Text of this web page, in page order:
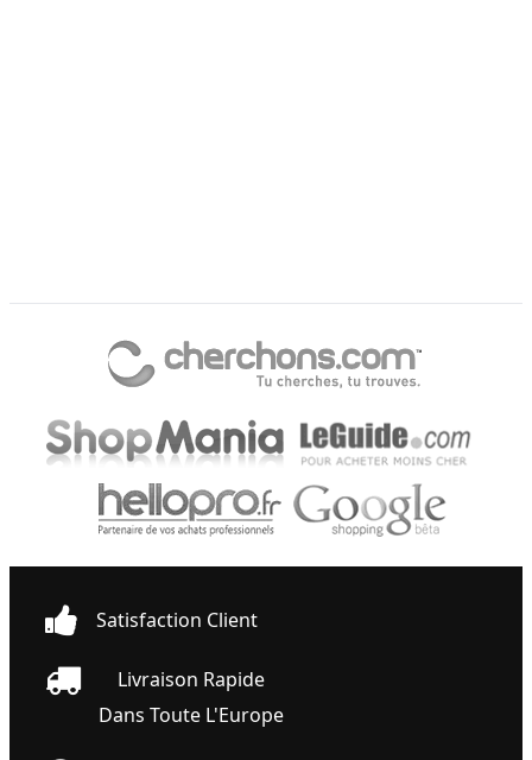
Satisfaction Client
Livraison Rapide
Dans Toute L'Europe